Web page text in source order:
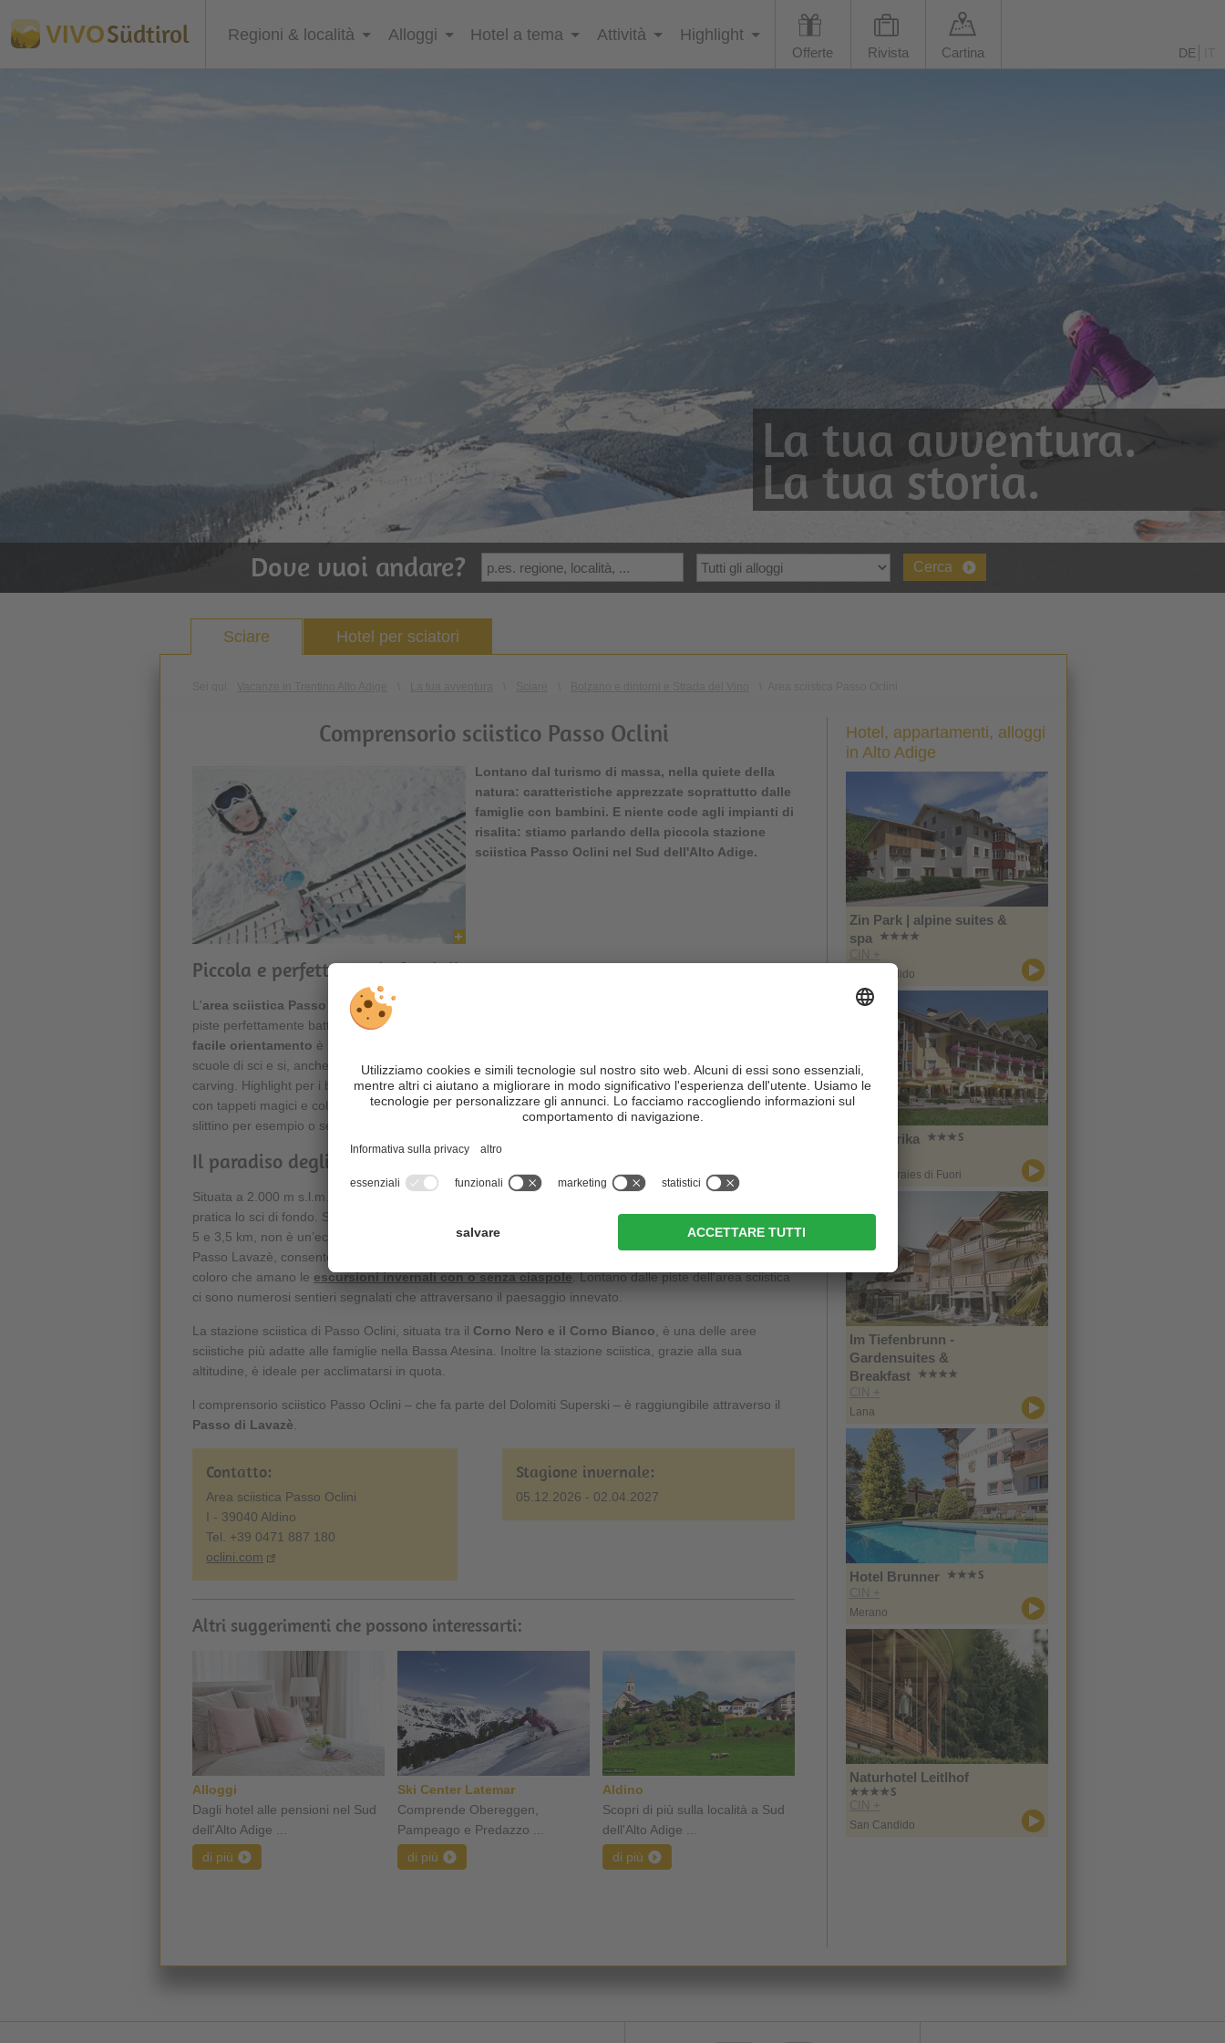
VIVOSüdtirol Regioni & località Alloggi Hotel a tema Attività Highlight
Offerte Rivista Cartina DE
La tua avventura.
La tua storia.
Dove vuoi andare? Cerca
Sciare Hotel per sciatori
Comprensorio sciistico Passo Oclini
Lontano dal turismo di massa, nella quiete della
natura: caratteristiche apprezzate soprattutto dalle
famiglie con bambini. E niente code agli impianti di
risalita: stiamo parlando della piccola stazione
sciistica Passo Oclini nel Sud dell'Alto Adige.
Piccola e perfetta per le famiglie
L'area sciistica Passo Oclini, situata sopra
piste perfettamente battute, offre neve garantita fino ad aprile inoltrato. La piccola
facile orientamento è ideale per le famiglie con bambini, per principianti e, naturalmente, anche per le
scuole di sci e si, anche i più esperti trovano qualche discesa impegnativa per meravigliose curve con i
carving. Highlight per i bambini, ovvio, il “Fantiland” – l’area per i bambini nel comprensorio Jochgrimm
con tappeti magici e collina per i bambini, dovo possono divertirsi sulla neve anche senza gli sci, con lo
slittino per esempio o semplicemente giocando nella neve.
Il paradiso degli sport invernali alternativi
Situata a 2.000 m s.l.m., l'
pratica lo sci di fondo. Scivolare sugli sci da fondo fino alla tarda primavera qui, sullepiste ad anellodi
5 e 3,5 km, non è un’eccezione. Inoltre, le piste da fondo del Passo Oclini sono collegate a quelle del
Passo Lavazè, consentendo di praticare lo sci di fondo su 80 km di piste. Lo stesso vale anche per
coloro che amano le escursioni invernali con o senza ciaspole. Lontano dalle piste dell'area sciistica
ci sono numerosi sentieri segnalati che attraversano il paesaggio innevato.
La stazione sciistica di Passo Oclini, situata tra il Corno Nero e il Corno Bianco , è una delle aree
sciistiche più adatte alle famiglie nella Bassa Atesina. Inoltre la stazione sciistica, grazie alla sua
altitudine, è ideale per acclimatarsi in quota.
l comprensorio sciistico Passo Oclini – che fa parte del Dolomiti Superski – è raggiungibile attraverso il
Passo di Lavazè
Contatto:
Area sciistica Passo Oclini
I - 39040 Aldino
Tel. +39 0471 887 180
oclini.com
Stagione invernale:
05.12.2026 - 02.04.2027
Altri suggerimenti che possono interessarti:
Alloggi
Dagli hotel alle pensioni nel Sud
dell'Alto Adige ...
di più
Ski Center Latemar
Comprende Obereggen,
Pampeago e Predazzo ...
di più
Aldino
Scopri di più sulla località a Sud
dell'Alto Adige ...
di più
Hotel, appartamenti, alloggi
in Alto Adige
Zin Park | alpine suites &
spa
CIN +
San Candido
Hotel Erika
Braies / Braies di Fuori
Im Tiefenbrunn -
Gardensuites &
Breakfast
CIN +
Lana
Hotel Brunner
CIN +
Merano
Naturhotel Leitlhof
CIN +
San Candido